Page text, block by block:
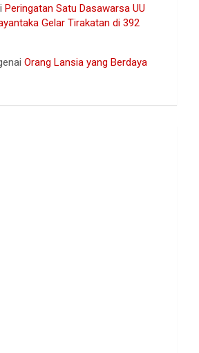
Peringatan Satu Dasawarsa UU
Gelar Tirakatan di 392
Orang Lansia yang Berdaya